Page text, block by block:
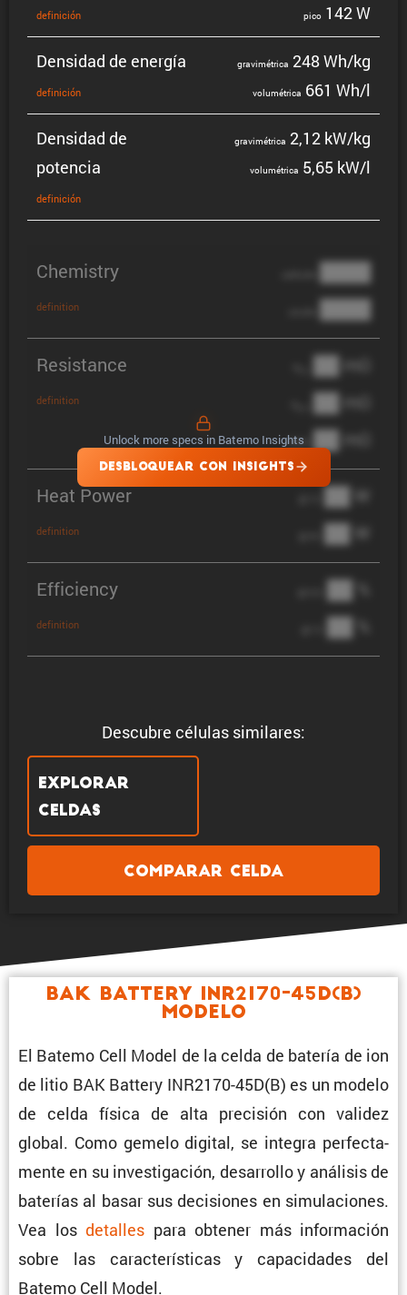
Descubre células similares:
Explorar
celdas
Comparar celda
defini­ción pico 142 W
Densidad de energía
defini­ción
gravi­mé­trica 248 Wh/kg
volumé­trica 661 Wh/l
Densidad de
potencia
defini­ción
gravi­mé­trica 2,12 kW/kg
volumé­trica 5,65 kW/l
Chemistry
definition
████
████
Resistance
definition
██ mΩ
██ mΩ
DCIR ██ mΩ
Heat Power
definition
██ W
██ W
Efficiency
definition
██ %
██ %
Unlock more specs in Batemo Insights
DESBLOQUEAR CON INSIGHTS
BAK Battery INR2170-45D(B)
Modelo
El Batemo Cell Model de la celda de batería de ion
de litio BAK Battery INR2170-45D(B) es un modelo
de celda física de alta preci­sión con validez
global. Como gemelo digital, se integra perfec­ta­
mente en su inves­ti­ga­ción, desarrollo y análisis de
baterías al basar sus decisiones en simula­ciones.
Vea los detalles para obtener más infor­ma­ción
sobre las carac­te­rís­ticas y capaci­dades del
Batemo Cell Model.